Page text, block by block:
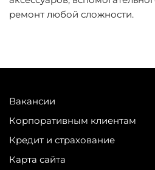
ремонт любой сложности.
Вакансии
Корпоративным клиентам
Кредит и страхование
Карта сайта